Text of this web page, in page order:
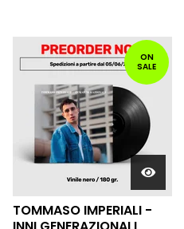
ON
SALE
TOMMASO IMPERIALI -